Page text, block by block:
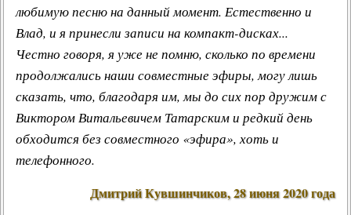
любимую песню на данный момент. Естественно и
Влад, и я принесли записи на компакт-дисках...
Честно говоря, я уже не помню, сколько по времени
продолжались наши совместные эфиры, могу лишь
сказать, что, благодаря им, мы до сих пор дружим с
Виктором Витальевичем Татарским и редкий день
обходится без совместного «эфира», хоть и
телефонного.
Дмитрий Кувшинчиков, 28 июня 2020 года